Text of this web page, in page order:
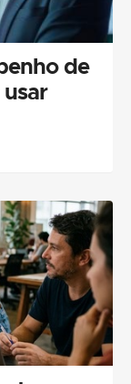
de